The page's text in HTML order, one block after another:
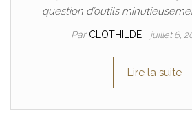
question d’outils
Par CLOTHILDE juillet 6,
Lire la suite